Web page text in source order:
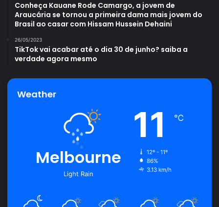
Conheça Kauane Rode Camargo, a jovem de
Araucária se tornou a primeira dama mais jovem do
Brasil ao casar com Hissam Hussein Dehaini
26/05/2023
TikTok vai acabar até o dia 30 de junho? saiba a
verdade agora mesmo
Weather
Melbourne
Light Rain
11 ℃
12º - 11º
86%
3.13 km/h